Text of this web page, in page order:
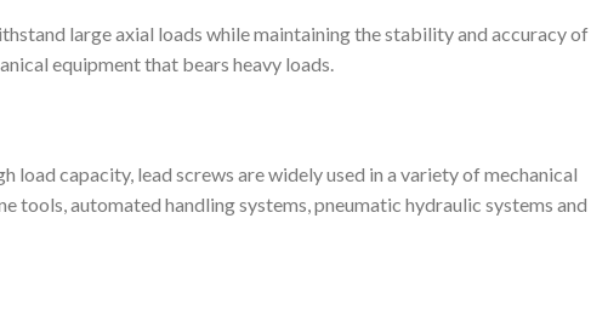
large axial loads while maintaining the stability and accuracy of
equipment that bears heavy loads.
load capacity, lead screws are widely used in a variety of mechanical
tools, automated handling systems, pneumatic hydraulic systems and